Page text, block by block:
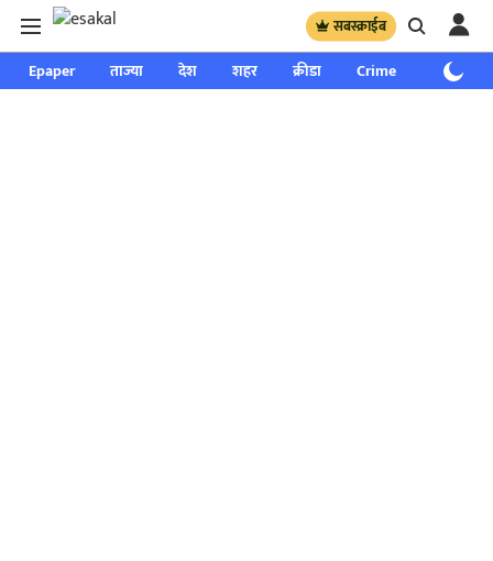
सबस्क्राईब
Epaper ताज्या देश शहर क्रीडा Crime साप्ताहिक